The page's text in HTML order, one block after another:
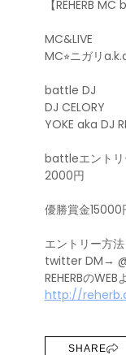
【REHERB MC
MC&LIVE
MC⭐︎ニガリ
battle DJ
DJ CELORY
YOKE aka DJ
battleエントリ
2000円
優勝賞金15000
エントリー方法
twitter DM→
REHERBのWEB
http://
SHARE